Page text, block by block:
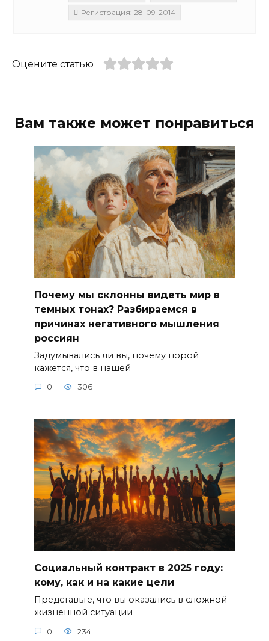
Регистрация: 28-09-2014
Оцените статью
Вам также может понравиться
Почему мы склонны видеть мир в
темных тонах? Разбираемся в
причинах негативного мышления
россиян
Задумывались ли вы, почему порой
кажется, что в нашей
0 306
Социальный контракт в 2025 году:
кому, как и на какие цели
Представьте, что вы оказались в сложной
жизненной ситуации
0 234